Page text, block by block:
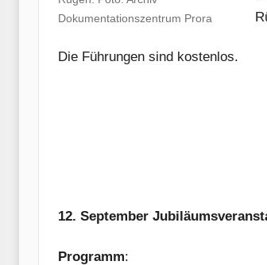
Dokumentationszentrum Prora
Die Führungen sind kostenlos.
12. September
Programm: